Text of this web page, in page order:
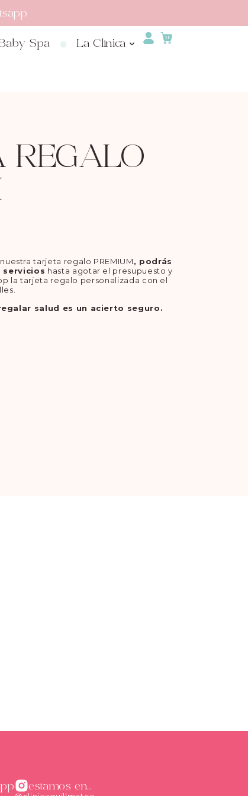
Spa La Clínica
REGALO
nuestra tarjeta regalo PREMIUM, podrás
servicios hasta agotar el presupuesto y
la tarjeta regalo personalizada con el
salud es un acierto seguro.
estamos en...